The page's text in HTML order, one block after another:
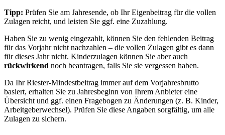
Tipp: Prüfen Sie am Jahresende, ob Ihr Eigenbeitrag für die vollen
Zulagen reicht, und leisten Sie ggf. eine Zuzahlung.
Haben Sie zu wenig eingezahlt, können Sie den fehlenden Beitrag
für das Vorjahr nicht nachzahlen – die vollen Zulagen gibt es dann
für dieses Jahr nicht. Kinderzulagen können Sie aber auch
rückwirkend noch beantragen, falls Sie sie vergessen haben.
Da Ihr Riester-Mindestbeitrag immer auf dem Vorjahresbrutto
basiert, erhalten Sie zu Jahresbeginn von Ihrem Anbieter eine
Übersicht und ggf. einen Fragebogen zu Änderungen (z. B. Kinder,
Arbeitgeberwechsel). Prüfen Sie diese Angaben sorgfältig, um alle
Zulagen zu sichern.